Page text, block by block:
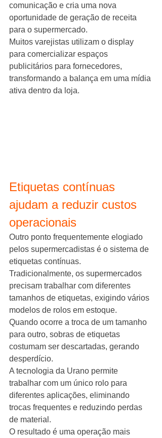
comunicação e cria uma nova
oportunidade de geração de receita
para o supermercado.
Muitos varejistas utilizam o display
para comercializar espaços
publicitários para fornecedores,
transformando a balança em uma mídia
ativa dentro da loja.
Etiquetas contínuas
ajudam a reduzir custos
operacionais
Outro ponto frequentemente elogiado
pelos supermercadistas é o sistema de
etiquetas contínuas.
Tradicionalmente, os supermercados
precisam trabalhar com diferentes
tamanhos de etiquetas, exigindo vários
modelos de rolos em estoque.
Quando ocorre a troca de um tamanho
para outro, sobras de etiquetas
costumam ser descartadas, gerando
desperdício.
A tecnologia da Urano permite
trabalhar com um único rolo para
diferentes aplicações, eliminando
trocas frequentes e reduzindo perdas
de material.
O resultado é uma operação mais